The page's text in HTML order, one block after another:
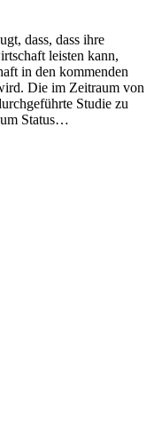
dass, dass ihre
leisten kann,
in den kommenden
Die im Zeitraum von
Studie zu
Status…